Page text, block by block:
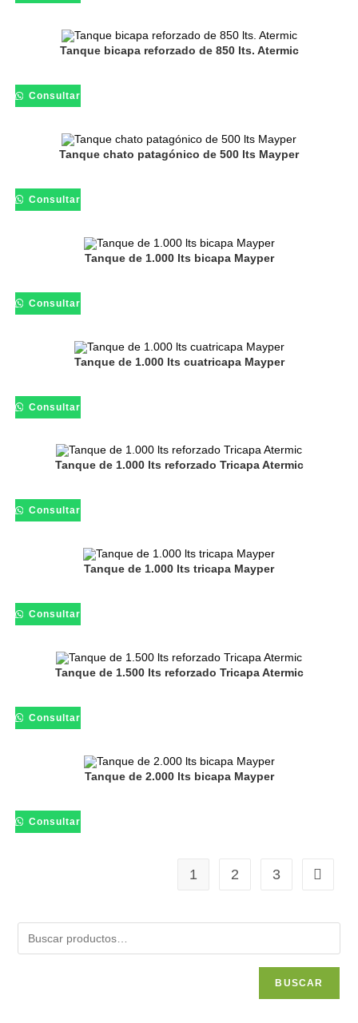
Tanque bicapa reforzado de 850 lts. Atermic
Consultar
Tanque chato patagónico de 500 lts Mayper
Consultar
Tanque de 1.000 lts bicapa Mayper
Consultar
Tanque de 1.000 lts cuatricapa Mayper
Consultar
Tanque de 1.000 lts reforzado Tricapa Atermic
Consultar
Tanque de 1.000 lts tricapa Mayper
Consultar
Tanque de 1.500 lts reforzado Tricapa Atermic
Consultar
Tanque de 2.000 lts bicapa Mayper
Consultar
1 2 3
BUSCAR